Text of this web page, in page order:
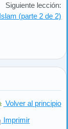
Siguiente lección:
(parte 2 de 2)
Volver al principio
Imprimir